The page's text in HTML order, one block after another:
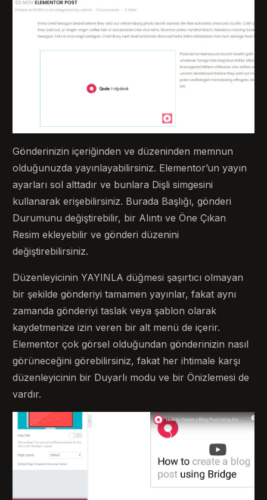
Gönderinizin içeriğinden ve düzeninden memnun
olduğunuzda yayınlayabilirsiniz. Elementor’un yayın
ayarları sol alttadır ve bunlara Dişli simgesini
kullanarak erişebilirsiniz. Burada Başlığı, gönderi
Durumunu değiştirebilir, bir Alıntı ve Öne Çıkan
Resim ekleyebilir ve gönderi düzenini
değiştirebilirsiniz.
Düzenleyicinin YAYINLA düğmesi şaşırtıcı olmayan
bir şekilde gönderiyi tamamen yayınlar, fakat aynı
zamanda gönderiyi taslak veya şablon olarak
kaydetmenize izin veren bir alt menü de içerir.
Elementor çok görsel olduğundan gönderinizin nasıl
görüneceğini görebilirsiniz, fakat her ihtimale karşı
düzenleyicinin bir Duyarlı modu ve bir Önizlemesi de
vardır.